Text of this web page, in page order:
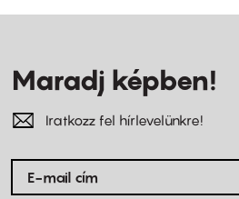
Maradj képben!
Iratkozz fel hírlevelünkre!